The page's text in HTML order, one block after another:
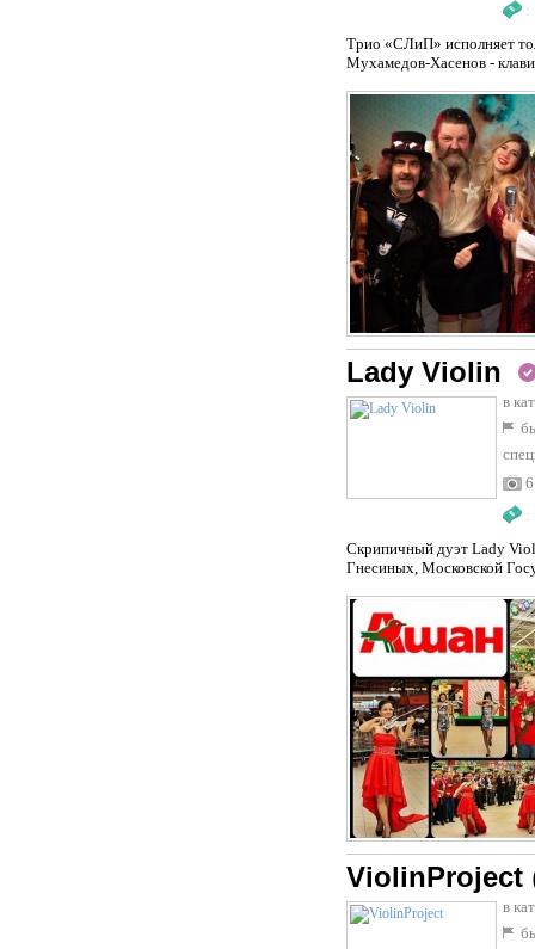
:
Трио «СЛиП» исполняет
Мухамедов-Хасенов -
Lady Violin
в
6
:
Скрипичный дуэт Lady
Гнесиных, Московской
ViolinProject
в